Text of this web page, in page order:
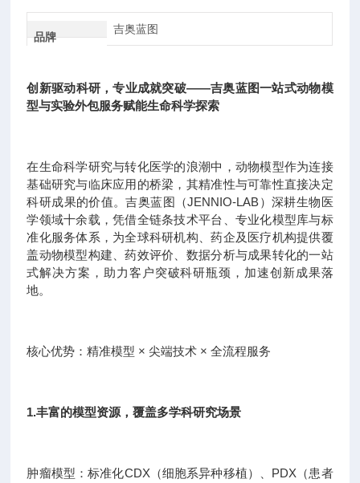
品牌
吉奥蓝图
创新驱动科研，专业成就突破——吉奥蓝图一站式动物模
型与实验外包服务赋能生命科学探索
在生命科学研究与转化医学的浪潮中，动物模型作为连接
基础研究与临床应用的桥梁，其精准性与可靠性直接决定
科研成果的价值。吉奥蓝图（JENNIO-LAB）深耕生物医
学领域十余载，凭借全链条技术平台、专业化模型库与标
准化服务体系，为全球科研机构、药企及医疗机构提供覆
盖动物模型构建、药效评价、数据分析与成果转化的一站
式解决方案，助力客户突破科研瓶颈，加速创新成果落
地。
核心优势：精准模型 × 尖端技术 × 全流程服务
1.丰富的模型资源，覆盖多学科研究场景
肿瘤模型：标准化CDX（细胞系异种移植）、PDX（患者